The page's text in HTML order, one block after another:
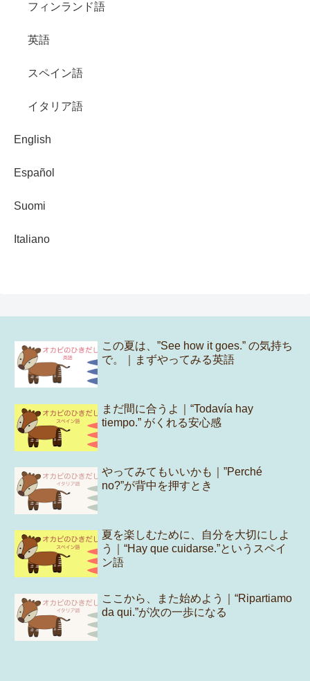
フィンランド語
英語
スペイン語
イタリア語
English
Español
Suomi
Italiano
この夏は、”See how it goes.” の気持ち
で。｜まずやってみる英語
まだ間に合うよ｜“Todavía hay
tiempo.” がくれる安心感
やってみてもいいかも｜”Perché
no?”が背中を押すとき
夏を楽しむために、自分を大切にしよ
う｜“Hay que cuidarse.”というスペイ
ン語
ここから、また始めよう｜“Ripartiamo
da qui.”が次の一歩になる